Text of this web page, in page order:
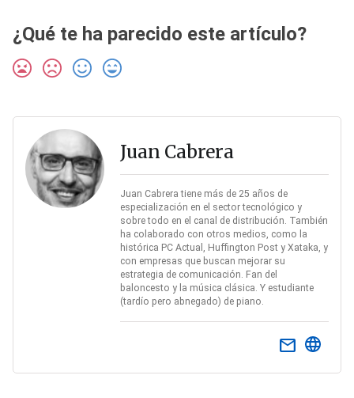
¿Qué te ha parecido este artículo?
Juan Cabrera
Juan Cabrera tiene más de 25 años de
especialización en el sector tecnológico y
sobre todo en el canal de distribución. También
ha colaborado con otros medios, como la
histórica PC Actual, Huffington Post y Xataka, y
con empresas que buscan mejorar su
estrategia de comunicación. Fan del
baloncesto y la música clásica. Y estudiante
(tardío pero abnegado) de piano.
email